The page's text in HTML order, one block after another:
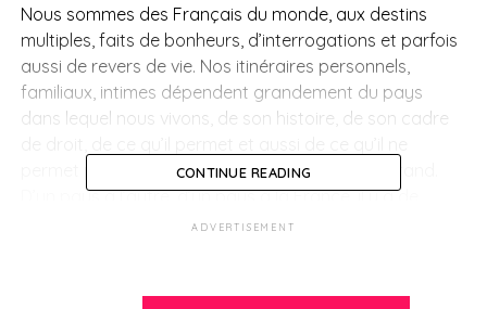
Nous sommes des Français du monde, aux destins
multiples, faits de bonheurs, d’interrogations et parfois
aussi de revers de vie. Nos itinéraires personnels,
familiaux, intimes dépendent grandement du pays
dans lequel nous vivons, de son histoire, de son cadre
permet pas. Le monde n’est pas la France en grand.
D’un pays à l’autre, d’un pays à la France, il y a de
grandes différences dont il importe de prendre toute la
CONTINUE READING
ADVERTISEMENT